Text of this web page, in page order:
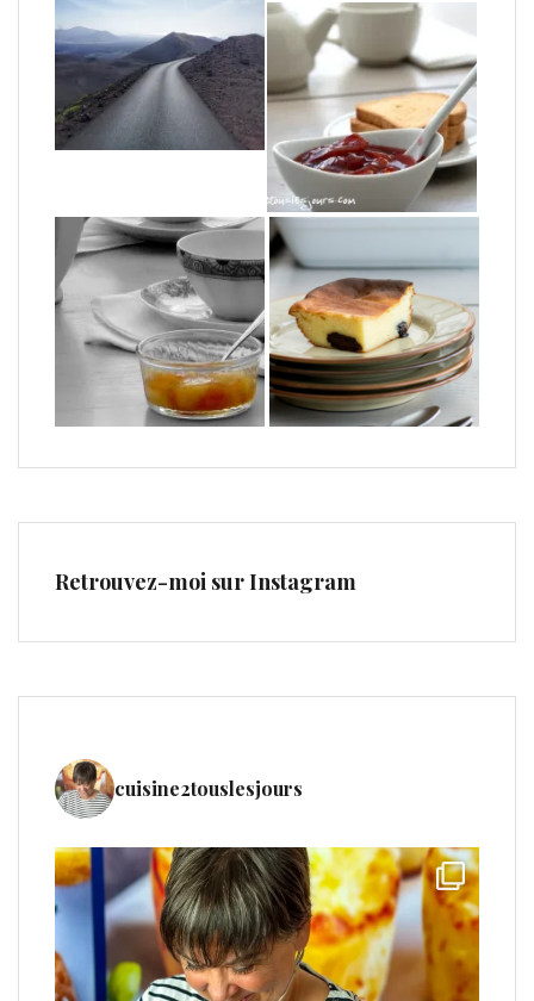
Retrouvez-moi sur Instagram
cuisine2touslesjours